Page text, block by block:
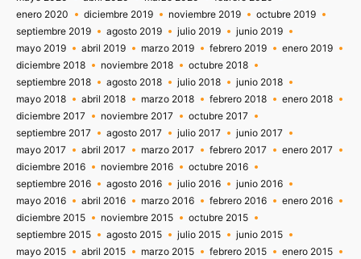
enero 2020
diciembre 2019 noviembre 2019
octubre 2019
septiembre 2019
agosto 2019 julio 2019
junio 2019
mayo 2019
abril 2019 marzo 2019 febrero 2019
enero 2019
diciembre 2018
noviembre 2018
octubre 2018
septiembre 2018
agosto 2018 julio 2018
junio 2018
mayo 2018
abril 2018 marzo 2018 febrero 2018
enero 2018
diciembre 2017
noviembre 2017
octubre 2017
septiembre 2017
agosto 2017 julio 2017
junio 2017
mayo 2017
abril 2017 marzo 2017 febrero 2017
enero 2017
diciembre 2016
noviembre 2016
octubre 2016
septiembre 2016
agosto 2016 julio 2016
junio 2016
mayo 2016
abril 2016 marzo 2016 febrero 2016
enero 2016
diciembre 2015
noviembre 2015
octubre 2015
septiembre 2015
agosto 2015 julio 2015
junio 2015
mayo 2015
abril 2015 marzo 2015 febrero 2015
enero 2015